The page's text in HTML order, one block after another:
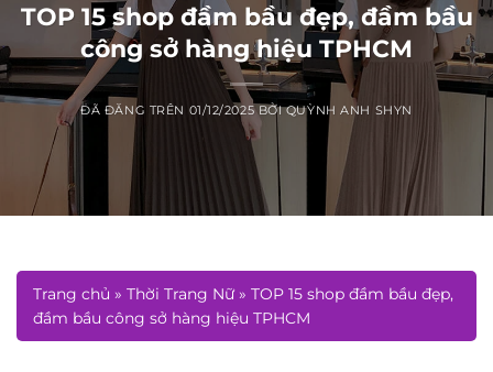
TOP 15 shop đầm bầu đẹp, đầm bầu
công sở hàng hiệu TPHCM
ĐÃ ĐĂNG TRÊN 01/12/2025 BỞIQUỲNH ANH SHYN
Trang chủ » Thời Trang Nữ» TOP 15 shop đầm bầu đẹp,
đầm bầu công sở hàng hiệu TPHCM